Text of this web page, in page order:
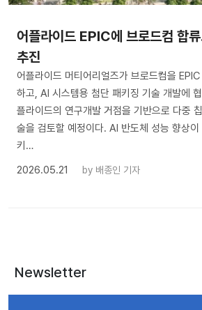
어플라이드 EPIC에 브로드컴 합
추진
어플라이드 머티어리얼즈가 브로드컴을
하고, AI 시스템용 첨단 패키징 기술 개발에
플라이드의 연구개발 거점을 기반으로 다중
술을 검토할 예정이다. AI 반도체 성능 향상
키…
2026.05.21
by 배종인 기자
Newsletter